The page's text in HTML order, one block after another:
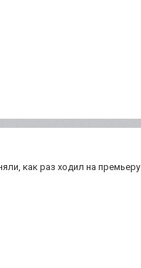
как раз ходил на премьеру